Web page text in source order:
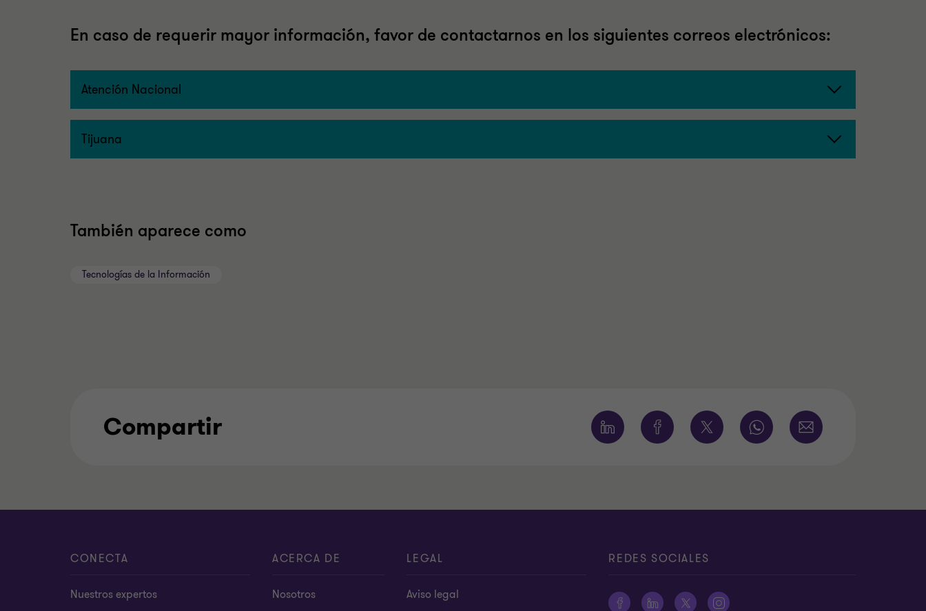
En caso de requerir mayor información, favor de contactarnos en los siguientes correos electrónicos:
Atención Nacional
Tijuana
También aparece como
Tecnologías de la Información
Compartir
CONECTA
Nuestros expertos
ACERCA DE
Nosotros
LEGAL
Aviso legal
REDES SOCIALES